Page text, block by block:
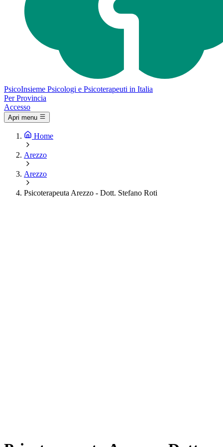
PsicoInsieme Psicologi e Psicoterapeuti in Italia
Per Provincia
Accesso
Apri menu
Home
Arezzo
Arezzo
Psicoterapeuta Arezzo - Dott. Stefano Roti